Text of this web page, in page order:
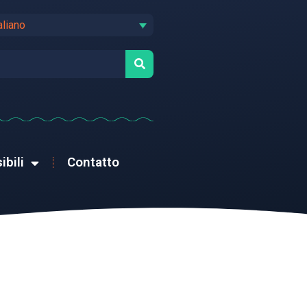
Contatto